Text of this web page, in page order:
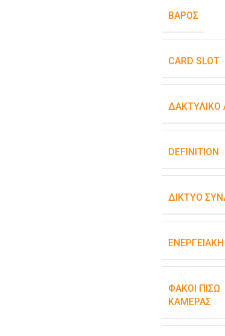
ΒΆΡΟΣ
CARD SLOT
DEFINITION
ΔΊΚΤΥΟ
ΦΑΚΟΊ ΠΊΣΩ
ΚΆΜΕΡΑΣ